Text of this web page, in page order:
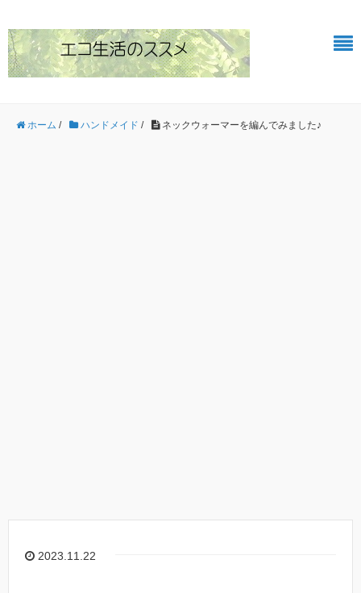
ホーム / ハンドメイド / ネックウォーマーを編んでみました♪
2023.11.22